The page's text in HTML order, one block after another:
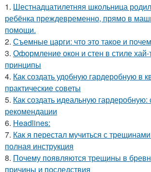
1. Шестнадцатилетняя школьница
ребёнка преждевременно, прямо в
помощи.
2. Съемные царги: что это такое и
3. Оформление окон и стен в стиле
принципы
4. Как создать удобную гардеробную в
практические советы
5. Как создать идеальную гардеробную:
рекомендации
6. Headlines:
7. Как я перестал мучиться с
полная инструкция
8. Почему появляются трещины в
причины и последствия